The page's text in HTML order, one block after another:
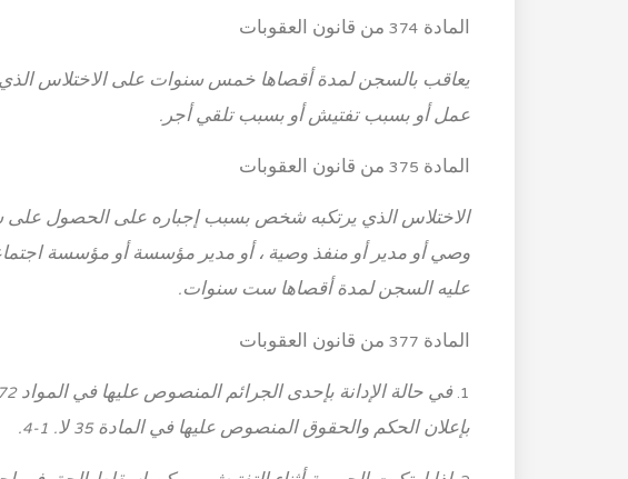
المادة 374 من قانون العقوبات
يعاقب بالسجن لمدة أقصاها خمس سنوات على الاختلاس
عمل أو بسبب تفتيش أو بسبب تلقي أجر.
المادة 375 من قانون العقوبات
الاختلاس الذي يرتكبه شخص بسبب إجباره على الحصول على
وصي أو مدير أو منفذ وصية ، أو مدير مؤسسة أو مؤسسة
عليه السجن لمدة أقصاها ست سنوات.
المادة 377 من قانون العقوبات
1.
بإعلان الحكم والحقوق المنصوص عليها في المادة 35 لا. 1-4.